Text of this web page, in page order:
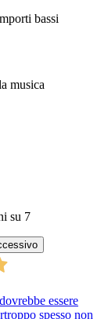
bassi
musica
su 7
essere
spesso non